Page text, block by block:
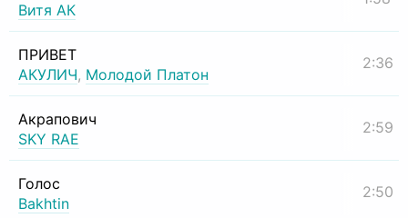
Витя АК
ПРИВЕТ
АКУЛИЧ, Молодой Платон
2:36
Акрапович
SKY RAE
2:59
Голос
Bakhtin
2:50